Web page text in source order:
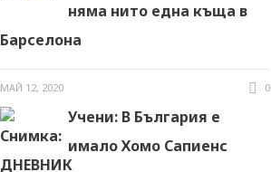
няма нито една къща в
Барселона
МАЙ 12, 2020 0
Учени: В България е
имало Хомо Сапиенс